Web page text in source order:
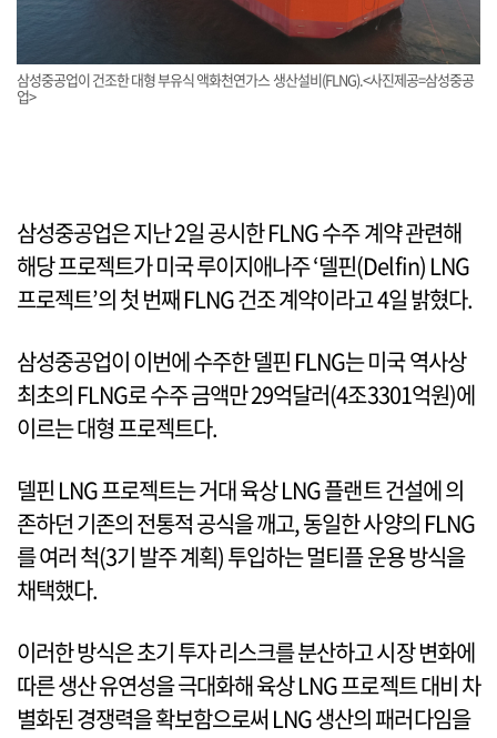
삼성중공업이 건조한 대형 부유식 액화천연가스 생산설비(FLNG).<사진제공=삼성중공
업>
삼성중공업은 지난 2일 공시한 FLNG 수주 계약 관련해
해당 프로젝트가 미국 루이지애나주 ‘델핀(Delfin) LNG
프로젝트’의 첫 번째 FLNG 건조 계약이라고 4일 밝혔다.
삼성중공업이 이번에 수주한 델핀 FLNG는 미국 역사상
최초의 FLNG로 수주 금액만 29억달러(4조3301억원)에
이르는 대형 프로젝트다.
델핀 LNG 프로젝트는 거대 육상 LNG 플랜트 건설에 의
존하던 기존의 전통적 공식을 깨고, 동일한 사양의 FLNG
를 여러 척(3기 발주 계획) 투입하는 멀티플 운용 방식을
채택했다.
이러한 방식은 초기 투자 리스크를 분산하고 시장 변화에
따른 생산 유연성을 극대화해 육상 LNG 프로젝트 대비 차
별화된 경쟁력을 확보함으로써 LNG 생산의 패러다임을